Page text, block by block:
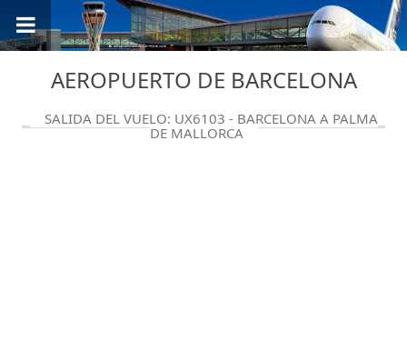
AEROPUERTO DE BARCELONA
SALIDA DEL VUELO: UX6103 - BARCELONA A PALMA
DE MALLORCA